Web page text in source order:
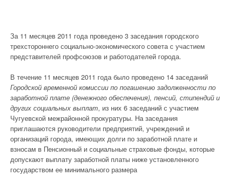
За 11 месяцев 2011 года проведено 3 заседания городского
трехстороннего социально-экономического совета с участием
представителей профсоюзов и работодателей города.
В течение 11 месяцев 2011 года было проведено 14 заседаний
Городской временной комиссии по погашению задолженности по
заработной плате (денежного обеспечения), пенсий, стипендий и
других социальных выплат, из них 6 заседаний с участием
Чугуевской межрайонной прокуратуры. На заседания
приглашаются руководители предприятий, учреждений и
организаций города, имеющих долги по заработной плате и
взносам в Пенсионный и социальные страховые фонды, которые
допускают выплату заработной платы ниже установленного
государством ее минимального размера